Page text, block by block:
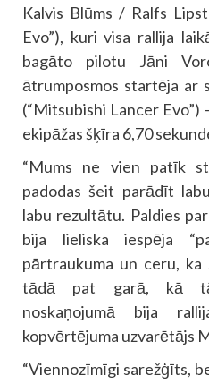
Kalvis Blūms / Ralfs
Evo”), kuri visa rallija
bagāto pilotu Jāni
ātrumposmos startēja ar
(“Mitsubishi Lancer Evo”)
ekipāžas šķīra 6,70
“Mums ne vien patīk
padodas šeit parādīt
labu rezultātu. Paldies
bija lieliska iespēja
pārtraukuma un ceru, ka
tādā pat garā, kā tā
noskaņojumā bija
kopvērtējuma uzvarētājs
“Viennozīmīgi sarežģīts,